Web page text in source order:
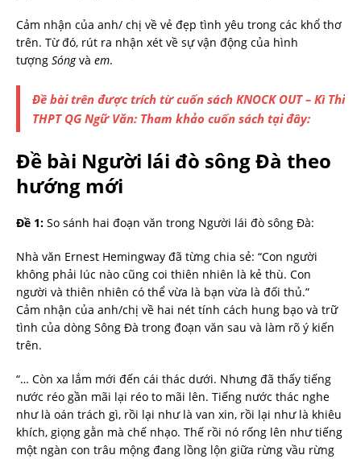
Cảm nhận của anh/ chị về vẻ đẹp tình yêu trong các khổ thơ
trên. Từ đó, rút ra nhận xét về sự vận động của hình
tượng Sóngvà em.
Đề bài trên được trích từ cuốn sách KNOCK OUT – Kì Thi
THPT QG Ngữ Văn: Tham khảo cuốn sách tại đây:
Đề bài Người lái đò sông Đà theo
hướng mới
Đề 1: So sánh hai đoạn văn trong Người lái đò sông Đà:
Nhà văn Ernest Hemingway đã từng chia sẻ: “Con người
không phải lúc nào cũng coi thiên nhiên là kẻ thù. Con
người và thiên nhiên có thể vừa là bạn vừa là đối thủ.”
Cảm nhận của anh/chị về hai nét tính cách hung bạo và trữ
tình của dòng Sông Đà trong đoạn văn sau và làm rõ ý kiến
trên.
“… Còn xa lắm mới đến cái thác dưới. Nhưng đã thấy tiếng
nước réo gần mãi lại réo to mãi lên. Tiếng nước thác nghe
như là oán trách gì, rồi lại như là van xin, rồi lại như là khiêu
khích, giọng gằn mà chế nhạo. Thế rồi nó rống lên như tiếng
một ngàn con trâu mộng đang lồng lộn giữa rừng vầu rừng